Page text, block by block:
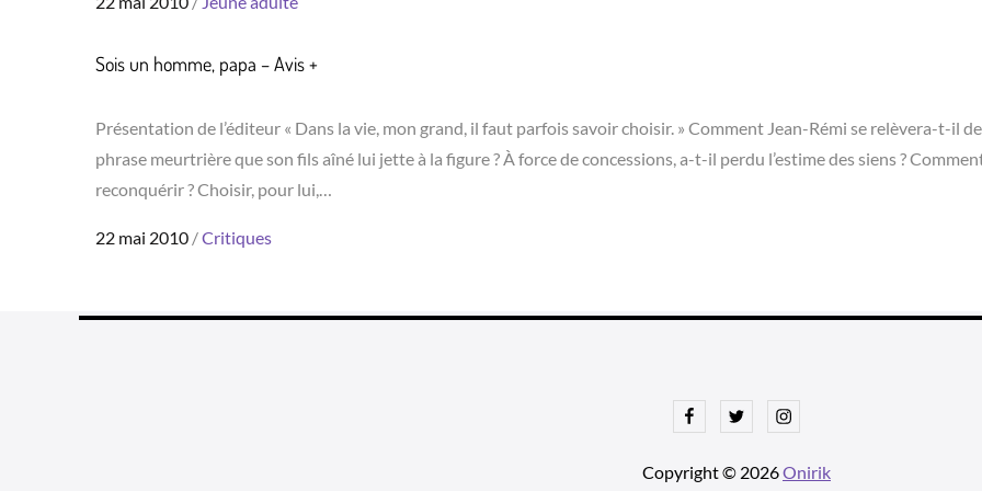
Sois un homme, papa – Avis +
Présentation de l’éditeur « Dans la vie, mon grand, il faut parfois savoir choisir. » Comment Jean-Rémi se relèvera-t-il
phrase meurtrière que son fils aîné lui jette à la figure ? À force de concessions, a-t-il perdu l’estime des siens ?
reconquérir ? Choisir, pour lui,…
Posted
22 mai 2010 Critiques
FacebookTwitterInstagram
Copyright © 2026Onirik